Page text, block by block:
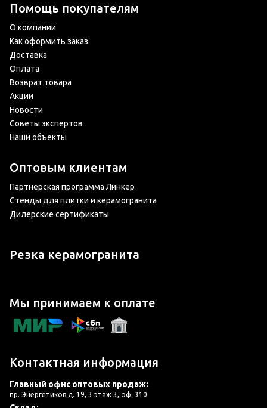
Помощь покупателям
О компании
Как оформить заказ
Доставка
Оплата
Возврат товара
Акции
Новости
Советы экспертов
Наши объекты
Оптовым клиентам
Партнерская программа Линкер
Стенды для плитки и керамогранита
Дилерские сертификаты
Резка керамогранита
Мы принимаем к оплате
Контактная информация
Главный офис оптовых продаж:
пр. Энергетиков д. 19, 3 этаж 3, оф. 310